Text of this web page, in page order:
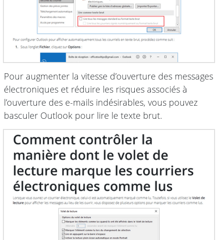
Pour augmenter la vitesse d’ouverture des messages
électroniques et réduire les risques associés à
l’ouverture des e-mails indésirables, vous pouvez
basculer Outlook pour lire le texte brut.